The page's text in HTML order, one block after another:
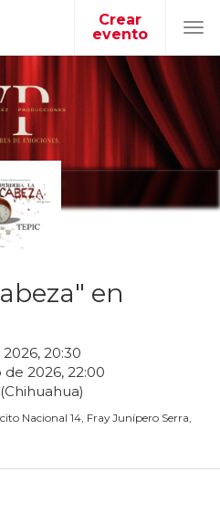
Crear
evento
en
2026, 20:30
de 2026, 22:00
Nacional 14, Fray Junípero Serra,